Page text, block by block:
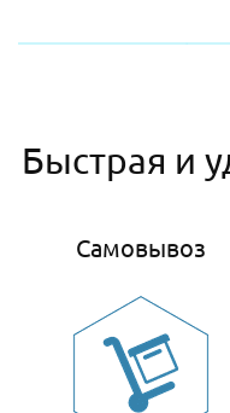
Быстрая и
Самовывоз